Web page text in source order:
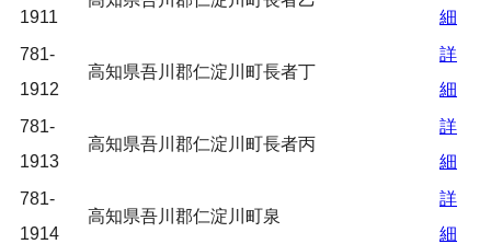
1911
細
781-
1912
高知県吾川郡仁淀川町長者丁
詳
細
781-
1913
高知県吾川郡仁淀川町長者丙
詳
細
781-
1914
高知県吾川郡仁淀川町泉
詳
細